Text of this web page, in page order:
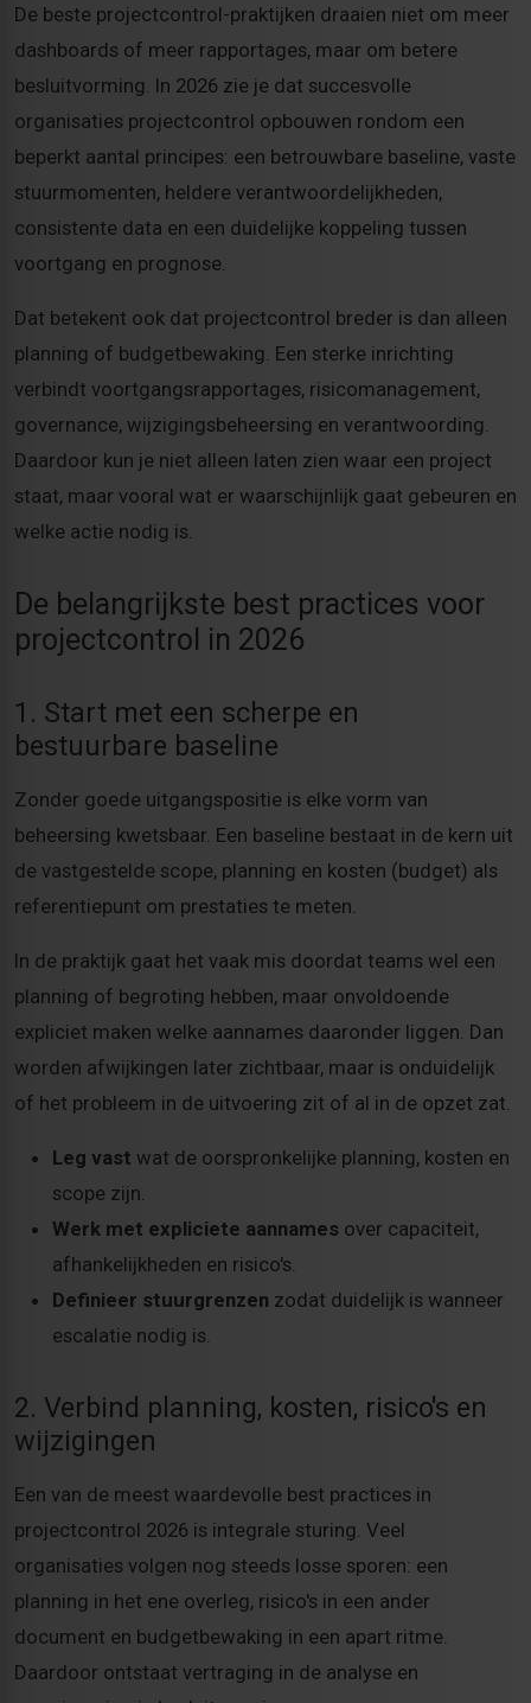
De beste projectcontrol-praktijken draaien niet om meer
dashboards of meer rapportages, maar om betere
besluitvorming. In 2026 zie je dat succesvolle
organisaties projectcontrol opbouwen rondom een
beperkt aantal principes: een betrouwbare baseline, vaste
stuurmomenten, heldere verantwoordelijkheden,
consistente data en een duidelijke koppeling tussen
voortgang en prognose.
Dat betekent ook dat projectcontrol breder is dan alleen
planning of budgetbewaking. Een sterke inrichting
verbindt voortgangsrapportages, risicomanagement,
governance, wijzigingsbeheersing en verantwoording.
Daardoor kun je niet alleen laten zien waar een project
staat, maar vooral wat er waarschijnlijk gaat gebeuren en
welke actie nodig is.
De belangrijkste best practices voor
projectcontrol in 2026
1. Start met een scherpe en
bestuurbare baseline
Zonder goede uitgangspositie is elke vorm van
beheersing kwetsbaar. Een baseline bestaat in de kern uit
de vastgestelde scope, planning en kosten (budget) als
referentiepunt om prestaties te meten.
In de praktijk gaat het vaak mis doordat teams wel een
planning of begroting hebben, maar onvoldoende
expliciet maken welke aannames daaronder liggen. Dan
worden afwijkingen later zichtbaar, maar is onduidelijk
of het probleem in de uitvoering zit of al in de opzet zat.
Leg vast wat de oorspronkelijke planning, kosten en
scope zijn.
Werk met expliciete aannames over capaciteit,
afhankelijkheden en risico's.
Definieer stuurgrenzen zodat duidelijk is wanneer
escalatie nodig is.
2. Verbind planning, kosten, risico's en
wijzigingen
Een van de meest waardevolle best practices in
projectcontrol 2026 is integrale sturing. Veel
organisaties volgen nog steeds losse sporen: een
planning in het ene overleg, risico's in een ander
document en budgetbewaking in een apart ritme.
Daardoor ontstaat vertraging in de analyse en